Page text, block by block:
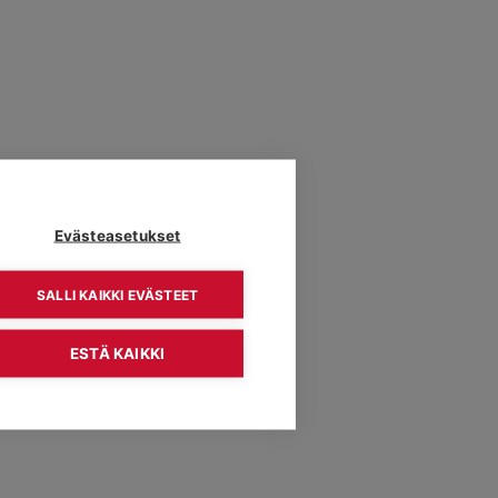
Evästeasetukset
SALLI KAIKKI EVÄSTEET
ESTÄ KAIKKI